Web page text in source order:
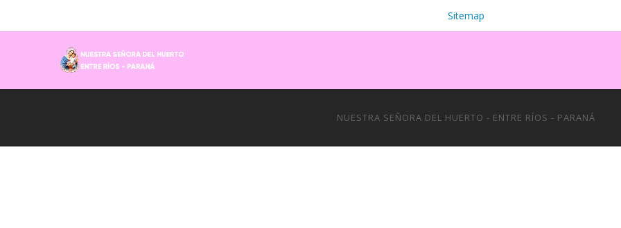
Sitemap
NUESTRA SEÑORA DEL HUERTO - ENTRE RÍOS - PARANÁ